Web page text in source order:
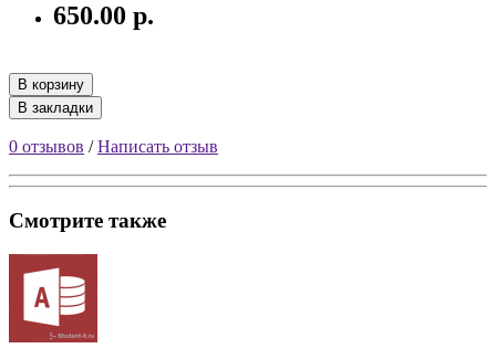
650.00 р.
В корзину
В закладки
0 отзывов /Написать отзыв
Смотрите также